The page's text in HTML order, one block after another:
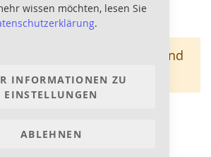
wissen möchten, lesen Sie
.
INFORMATIONEN ZU
EINSTELLUNGEN
ABLEHNEN
keine Produkte entsprechend
finden